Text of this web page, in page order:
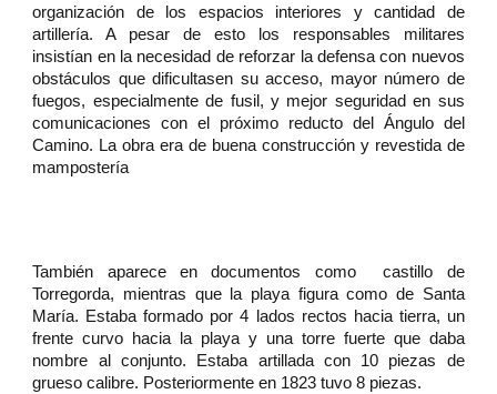
organización de los espacios interiores y cantidad de
artillería. A pesar de esto los responsables militares
insistían en la necesidad de reforzar la defensa con nuevos
obstáculos que dificultasen su acceso, mayor número de
fuegos, especialmente de fusil, y mejor seguridad en sus
comunicaciones con el próximo reducto del Ángulo del
Camino. La obra era de buena construcción y revestida de
mampostería
También aparece en documentos como castillo de
Torregorda, mientras que la playa figura como de Santa
María. Estaba formado por 4 lados rectos hacia tierra, un
frente curvo hacia la playa y una torre fuerte que daba
nombre al conjunto. Estaba artillada con 10 piezas de
grueso calibre. Posteriormente en 1823 tuvo 8 piezas.